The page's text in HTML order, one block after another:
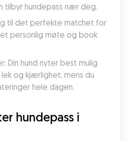
tilbyr hundepass nær deg.
til det perfekte matchet for
et personlig møte og book
Din hund nyter best mulig
og kjærlighet, mens du
hele dagen.
hundepass i